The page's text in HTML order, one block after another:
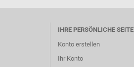
IHRE PERSÖNLICHE SEITE
Konto erstellen
Ihr Konto